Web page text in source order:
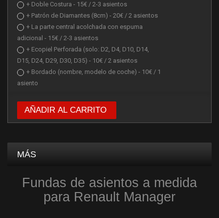
+ Doble Costura - 15€ / 2-3 asientos
+ Patrón de Diamantes (8cm) - 20€ / 2 asientos
+ La parte central acolchada con espuma
adicional - 15€ / 2-3 asientos
+ Ecopiel Perforada (solo: D2, D4, D10, D14,
D15, D24, D29, D30, D35) - 10€ / 2 asientos
+ Bordado (nombre, modelo de coche) - 10€ / 1
asiento
AÑADIR AL CARRITO
MÁS
Fundas de asientos a medida
para Renault Manager